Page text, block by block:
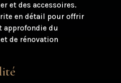
et des accessoires.
en détail pour offrir
approfondie du
de rénovation